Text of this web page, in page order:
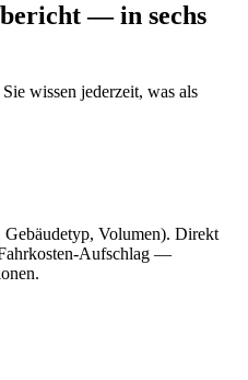
— in sechs
wissen jederzeit, was als
Volumen). Direkt
Aufschlag —